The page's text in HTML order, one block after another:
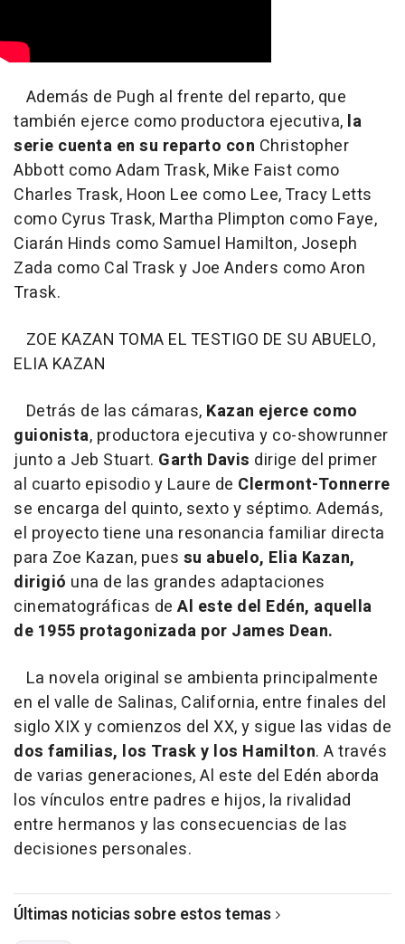
Además de Pugh al frente del reparto, que
también ejerce como productora ejecutiva, la
serie cuenta en su reparto con Christopher
Abbott como Adam Trask, Mike Faist como
Charles Trask, Hoon Lee como Lee, Tracy Letts
como Cyrus Trask, Martha Plimpton como Faye,
Ciarán Hinds como Samuel Hamilton, Joseph
Zada como Cal Trask y Joe Anders como Aron
Trask.
ZOE KAZAN TOMA EL TESTIGO DE SU ABUELO,
ELIA KAZAN
Detrás de las cámaras, Kazan ejerce como
guionista, productora ejecutiva y co-showrunner
junto a Jeb Stuart. Garth Davis dirige del primer
al cuarto episodio y Laure de Clermont-Tonnerre
se encarga del quinto, sexto y séptimo. Además,
el proyecto tiene una resonancia familiar directa
para Zoe Kazan, pues su abuelo, Elia Kazan,
dirigió una de las grandes adaptaciones
cinematográficas de Al este del Edén, aquella
de 1955 protagonizada por James Dean.
La novela original se ambienta principalmente
en el valle de Salinas, California, entre finales del
siglo XIX y comienzos del XX, y sigue las vidas de
dos familias, los Trask y los Hamilton. A través
de varias generaciones, Al este del Edén aborda
los vínculos entre padres e hijos, la rivalidad
entre hermanos y las consecuencias de las
decisiones personales.
Últimas noticias sobre estos temas